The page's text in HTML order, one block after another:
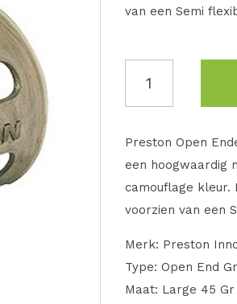
van een Semi
Preston Open
een hoogwaardig
camouflage kleur.
voorzien van een
Merk: Preston
Type: Open End
Maat: Large 45 Gr